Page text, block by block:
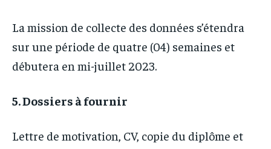
La mission de collecte des données s’étendra
sur une période de quatre (04) semaines et
débutera en mi-juillet 2023.
5. Dossiers à fournir
Lettre de motivation, CV, copie du diplôme et